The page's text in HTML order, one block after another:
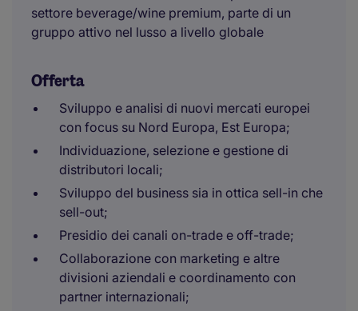
settore beverage/wine premium, parte di un
gruppo attivo nel lusso a livello globale
Offerta
Sviluppo e analisi di nuovi mercati europei
con focus su Nord Europa, Est Europa;
Individuazione, selezione e gestione di
distributori locali;
Sviluppo del business sia in ottica sell-in che
sell-out;
Presidio dei canali on-trade e off-trade;
Collaborazione con marketing e altre
divisioni aziendali e coordinamento con
partner internazionali;